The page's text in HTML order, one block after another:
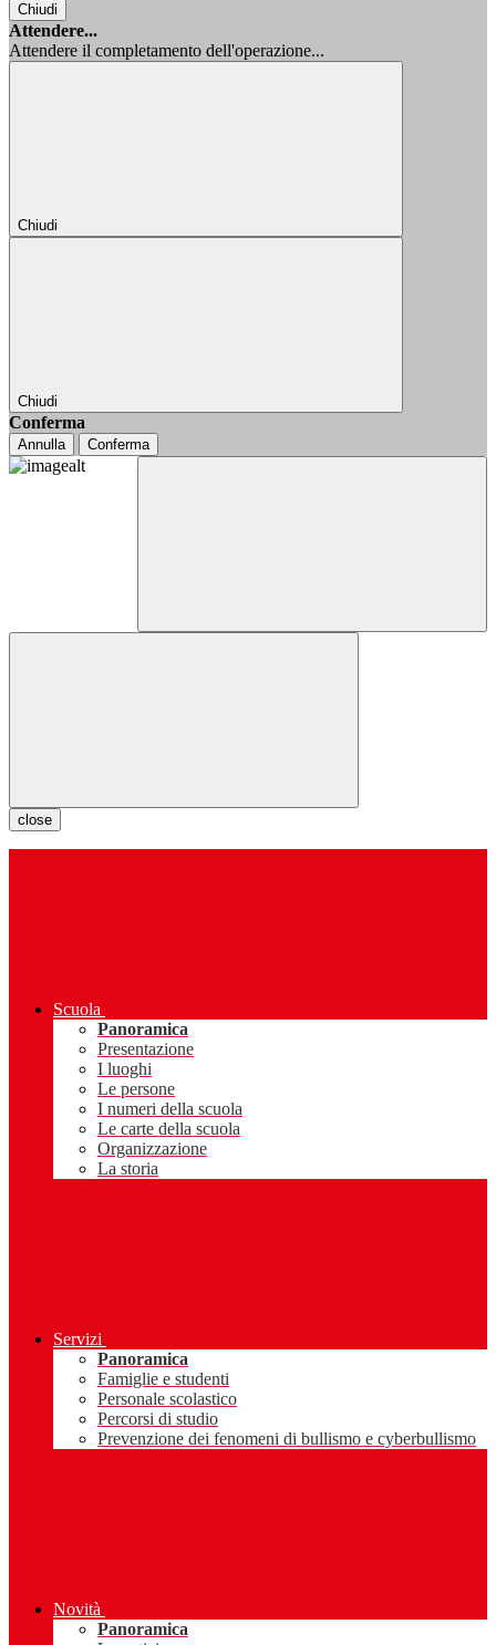
Chiudi
Attendere...
Attendere il completamento dell'operazione...
Chiudi
Chiudi
Conferma
Annulla Conferma
close
Scuola
Panoramica
Presentazione
I luoghi
Le persone
I numeri della scuola
Le carte della scuola
Organizzazione
La storia
Servizi
Panoramica
Famiglie e studenti
Personale scolastico
Percorsi di studio
Prevenzione dei fenomeni di bullismo e cyberbullismo
Novità
Panoramica